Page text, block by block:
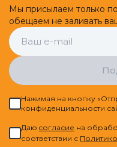
Мы присылаем только
обещаем не заливать
Нажимая на кнопку
конфиденциальности
Даю cогласие на
соответствии с